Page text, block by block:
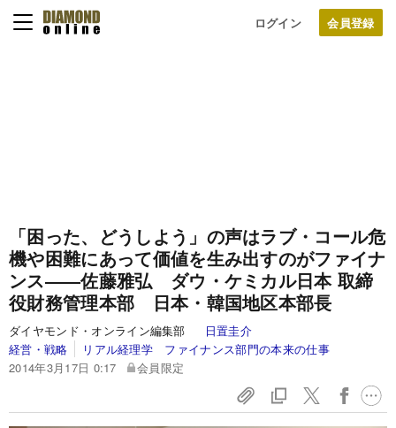
ログイン
「困った、どうしよう」の声はラブ・コール危
機や困難にあって価値を生み出すのがファイナ
ンス――佐藤雅弘 ダウ・ケミカル日本取締
役財務管理本部 日本・韓国地区本部長
ダイヤモンド・オンライン編集部
日置圭介
経営・戦略
リアル経理学 ファイナンス部門の本来の仕事
2014年3月17日 0:17
会員限定